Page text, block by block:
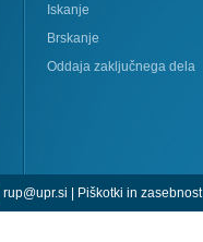
Iskanje
Brskanje
Oddaja zaključnega dela
rup@upr.si | Piškotki in zasebnost